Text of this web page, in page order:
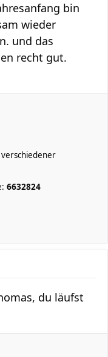
bin
wieder
und das
recht gut.
6632824
du läufst